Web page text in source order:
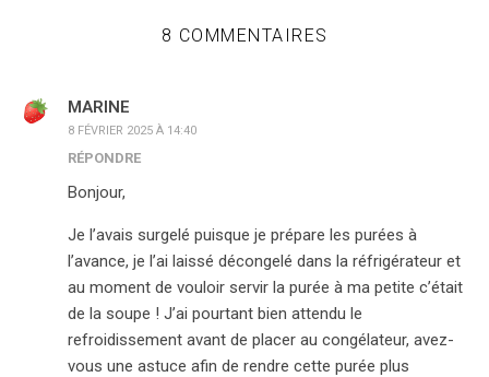
8 COMMENTAIRES
MARINE
8 FÉVRIER 2025 À 14:40
RÉPONDRE
Bonjour,
Je l’avais surgelé puisque je prépare les purées à
l’avance, je l’ai laissé décongelé dans la réfrigérateur et
au moment de vouloir servir la purée à ma petite c’était
de la soupe ! J’ai pourtant bien attendu le
refroidissement avant de placer au congélateur, avez-
vous une astuce afin de rendre cette purée plus